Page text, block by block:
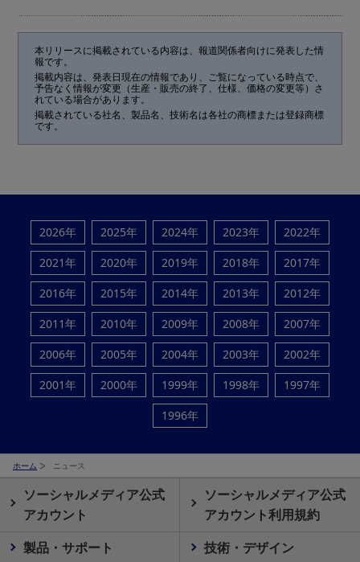
本リリースに掲載されている内容は、報道関係者向けに発表した情
報です。
掲載内容は、発表日現在の情報であり、ご覧になっている時点で、
予告なく情報が変更（生産・販売の終了、仕様、価格の変更等）さ
れている場合があります。
掲載されている社名、製品名、技術名は各社の商標または登録商標
です。
2026年 2025年 2024年 2023年
2022年
2021年
2020年 2019年 2018年
2017年
2016年
2015年 2014年 2013年
2012年
2011年
2010年 2009年 2008年
2007年
2006年
2005年 2004年 2003年
2002年
2001年
2000年 1999年 1998年
1997年
1996年
ホーム ニュース
ソーシャルメディア公式
アカウント
ソーシャルメディア公式
アカウント利用規約
製品・サポート
技術・デザイン